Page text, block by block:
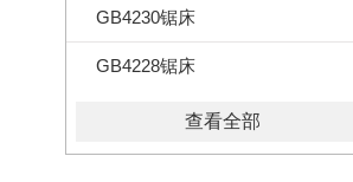
GB4230锯床
GB4228锯床
查看全部